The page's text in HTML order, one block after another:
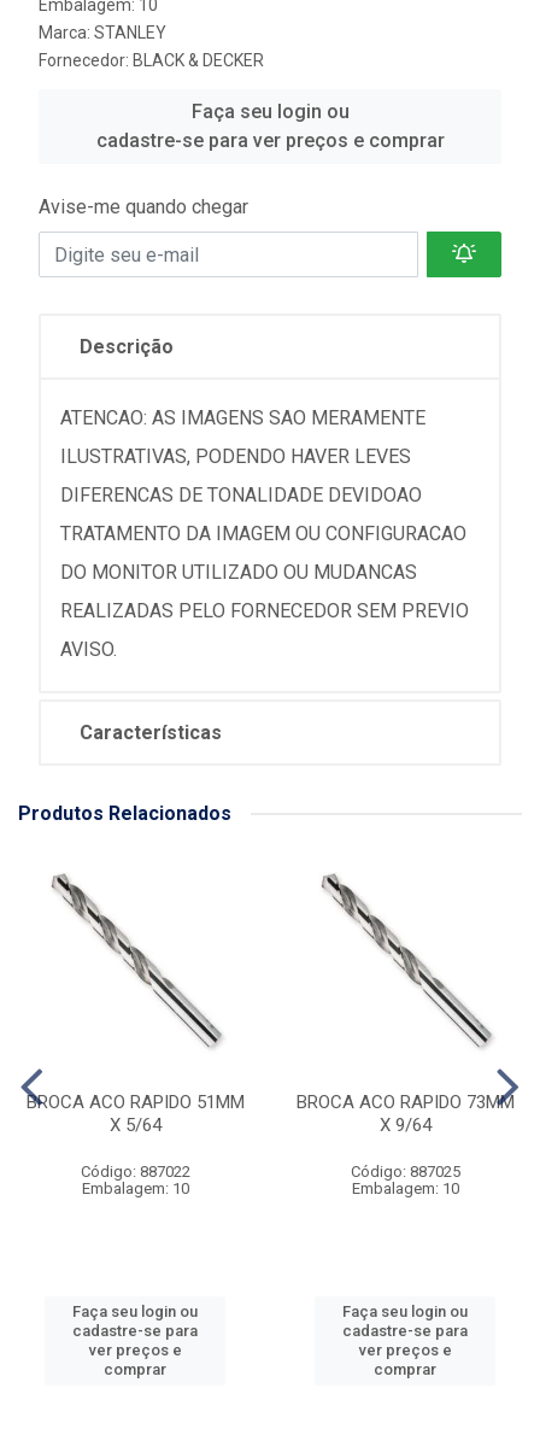
Embalagem: 10
Marca: STANLEY
Fornecedor: BLACK & DECKER
Faça seu login ou
cadastre-se para ver preços e comprar
Avise-me quando chegar
Descrição
ATENCAO: AS IMAGENS SAO MERAMENTE
ILUSTRATIVAS, PODENDO HAVER LEVES
DIFERENCAS DE TONALIDADE DEVIDOAO
TRATAMENTO DA IMAGEM OU CONFIGURACAO
DO MONITOR UTILIZADO OU MUDANCAS
REALIZADAS PELO FORNECEDOR SEM PREVIO
AVISO.
Características
Produtos Relacionados
BROCA ACO RAPIDO 51MM
X 5/64
Código: 887022
Embalagem: 10
Faça seu login ou
cadastre-se para
ver preços e
comprar
BROCA ACO RAPIDO 73MM
X 9/64
Código: 887025
Embalagem: 10
Faça seu login ou
cadastre-se para
ver preços e
comprar